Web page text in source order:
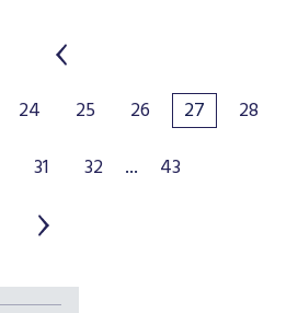
24 25 26 27
28
31 32 ... 43